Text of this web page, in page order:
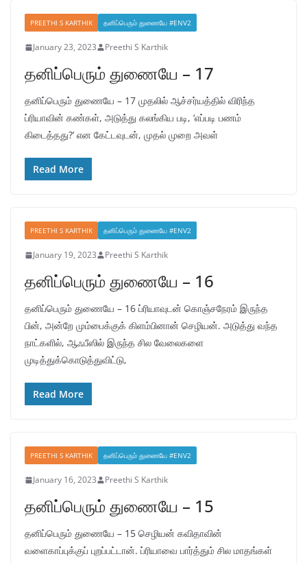
PREETHI S KARTHIK தனிப்பெரும் துணையே #ENV2
January 23, 2023 Preethi S Karthik
தனிப்பெரும் துணையே – 17
தனிப்பெரும் துணையே – 17 முதலில் ஆச்சர்யத்தில் விரிந்த
ப்ரியாவின் கண்கள், அடுத்து கலங்கிய படி, ‘எப்படி பணம்
கிடைத்தது?’ என கேட்டவுடன், முதல் முறை அவள்
Read More
PREETHI S KARTHIK தனிப்பெரும் துணையே #ENV2
January 19, 2023 Preethi S Karthik
தனிப்பெரும் துணையே – 16
தனிப்பெரும் துணையே – 16 ப்ரியாவுடன் கொஞ்சநேரம் இருந்த
பின், அன்றே மும்பைக்குக் கிளம்பினான் செழியன். அடுத்து வந்த
நாட்களில், ஆஃபீஸில் இருந்த சில வேலைகளை
முடித்துக்கொடுத்துவிட்டு,
Read More
PREETHI S KARTHIK தனிப்பெரும் துணையே #ENV2
January 16, 2023 Preethi S Karthik
தனிப்பெரும் துணையே – 15
தனிப்பெரும் துணையே – 15 செழியன் கவிதாவின்
வளைகாப்புக்குப் புறப்பட்டான். ப்ரியாவை பார்த்தும் சில மாதங்கள்